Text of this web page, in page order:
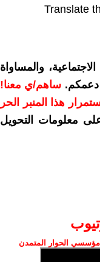
Translate
والمساواة
دعمكم. ساهم/ي معنا!
استمرار هذا المنبر الحر
على معلومات التحويل
الحوار المتمدن